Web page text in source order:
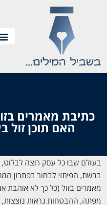
כתיבת מאמרים
האם תוכן זול
בעולם שבו כל עסק רוצה
ברשת, הפיתוי לבחור בפתרון
מאמרים בזול (כל כך לא אוהבת
מפתה, ההבטחות נראות